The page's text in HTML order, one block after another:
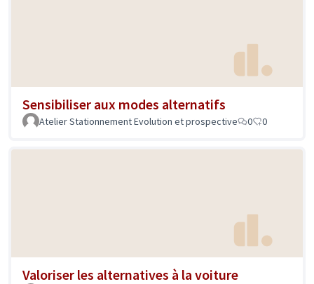
Sensibiliser aux modes alternatifs
Atelier Stationnement Evolution et prospective 0 0
Valoriser les alternatives à la voiture